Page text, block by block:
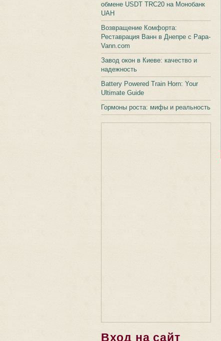
обмене USDT TRC20 на Монобанк
UAH
Возвращение Комфорта:
Реставрация Ванн в Днепре с Papa-
Vann.com
Завод окон в Киеве: качество и
надежность
Battery Powered Train Horn: Your
Ultimate Guide
Гормоны роста: мифы и реальность
Вход на сайт